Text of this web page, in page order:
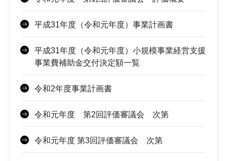
平成31年度（令和元年度）事業計画書
平成31年度（令和元年度）小規模事業経営支援
事業費補助金交付決定額一覧
令和2年度事業計画書
令和元年度 第2回評価審議会 次第
令和元年度 第3回評価審議会 次第